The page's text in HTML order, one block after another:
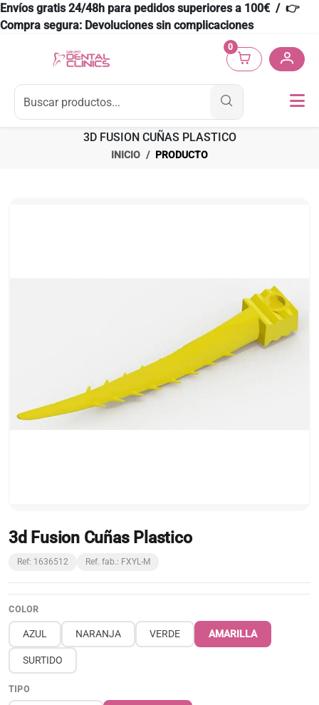
Envíos gratis 24/48h para pedidos superiores a 100€ / 👉
Compra segura: Devoluciones sin complicaciones
0
3D FUSION CUÑAS PLASTICO
INICIO PRODUCTO
3d Fusion Cuñas Plastico
Ref: 1636512 Ref. fab.: FXYL-M
COLOR
AZUL NARANJA VERDE AMARILLA
SURTIDO
TIPO